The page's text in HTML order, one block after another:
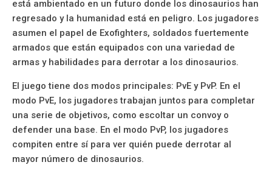
está ambientado en un futuro donde los dinosaurios han
regresado y la humanidad está en peligro. Los jugadores
asumen el papel de Exofighters, soldados fuertemente
armados que están equipados con una variedad de
armas y habilidades para derrotar a los dinosaurios.
El juego tiene dos modos principales: PvE y PvP. En el
modo PvE, los jugadores trabajan juntos para completar
una serie de objetivos, como escoltar un convoy o
defender una base. En el modo PvP, los jugadores
compiten entre sí para ver quién puede derrotar al
mayor número de dinosaurios.